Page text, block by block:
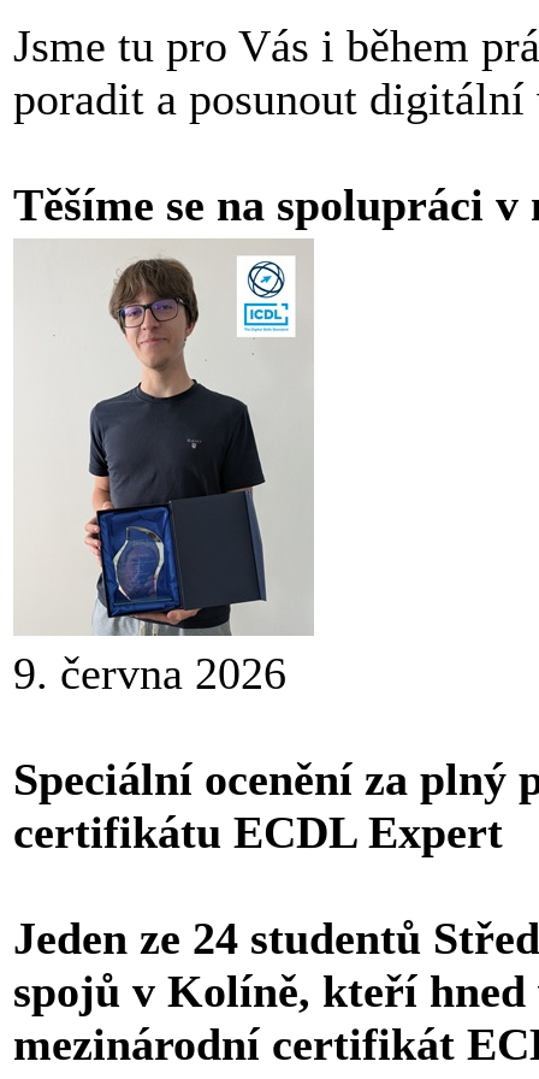
Jsme tu pro Vás i během
poradit a posunout
Těšíme se na spolupráci
9. června 2026
Speciální ocenění za plný
certifikátu ECDL Expert
Jeden ze 24 studentů
spojů v Kolíně, kteří
mezinárodní certifikát